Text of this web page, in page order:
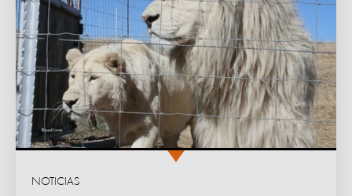
NOTICIAS